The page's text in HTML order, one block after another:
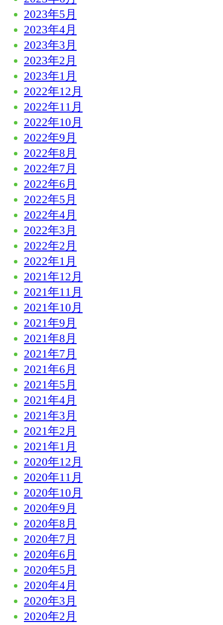
2023年5月
2023年4月
2023年3月
2023年2月
2023年1月
2022年12月
2022年11月
2022年10月
2022年9月
2022年8月
2022年7月
2022年6月
2022年5月
2022年4月
2022年3月
2022年2月
2022年1月
2021年12月
2021年11月
2021年10月
2021年9月
2021年8月
2021年7月
2021年6月
2021年5月
2021年4月
2021年3月
2021年2月
2021年1月
2020年12月
2020年11月
2020年10月
2020年9月
2020年8月
2020年7月
2020年6月
2020年5月
2020年4月
2020年3月
2020年2月